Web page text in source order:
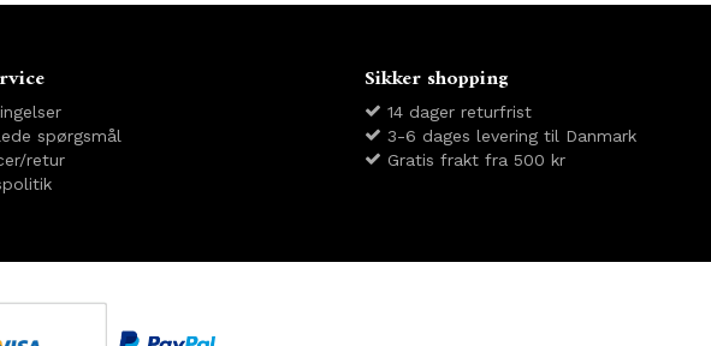
spørgsmål
retur
Sikker shopping
14 dager returfrist
3-6 dages levering til Danmark
Gratis frakt fra 500 kr